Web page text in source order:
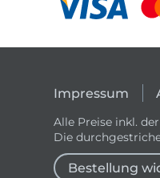
Impressum
Alle Preise inkl.
Die
Bestellung